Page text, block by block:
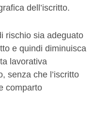
dell’iscritto.
rischio sia adeguato
e quindi diminuisca
lavorativa
senza che l’iscritto
comparto